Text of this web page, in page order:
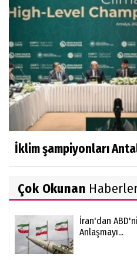
İklim şampiyonları
Çok Okunan
İran'dan
Anlaşmayı...